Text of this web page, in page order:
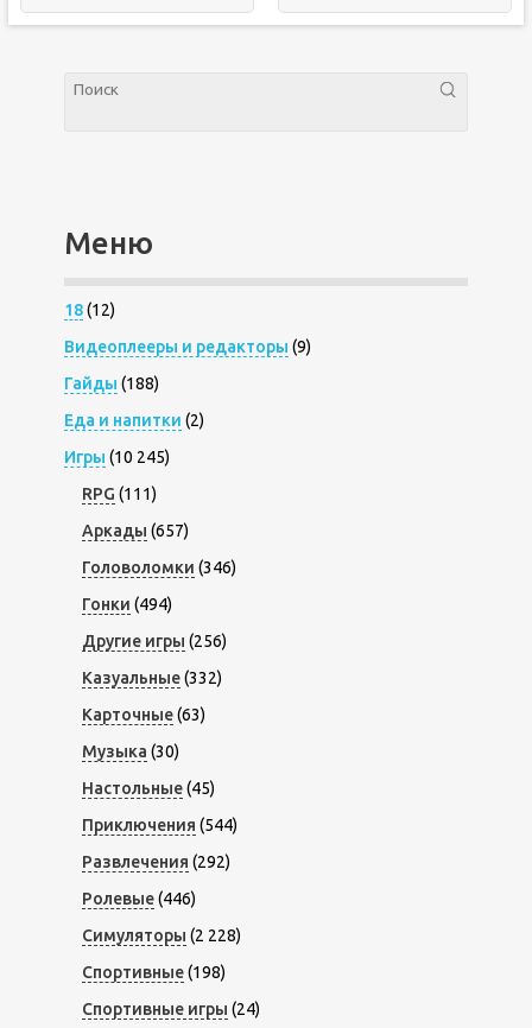
Меню
18(12)
Видеоплееры и редакторы (9)
Гайды (188)
Еда и напитки (2)
Игры (10 245)
RPG (111)
Аркады (657)
Головоломки (346)
Гонки (494)
Другие игры (256)
Казуальные(332)
Карточные(63)
Музыка (30)
Настольные(45)
Приключения (544)
Развлечения (292)
Ролевые(446)
Симуляторы (2 228)
Спортивные(198)
Спортивные игры (24)